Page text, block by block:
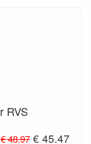
RVS
€ 48.97 € 45.47